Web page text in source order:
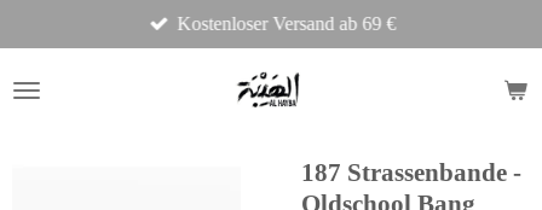
Hauptinhalt
springen
Kostenloser Versand ab 69 €
187 Strassenbande -
Oldschool Bang